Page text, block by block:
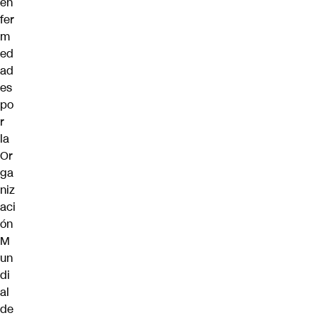
fer
m
ed
ad
es
po
r
la
Or
ga
niz
aci
ón
M
un
di
al
de